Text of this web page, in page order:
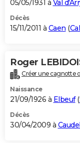
05/05/1931 à Val
Décès
15/11/2011 à Caen (
Roger
Créer une cagnotte
Naissance
21/09/1926 à Elbeuf(
Décès
30/04/2009 à